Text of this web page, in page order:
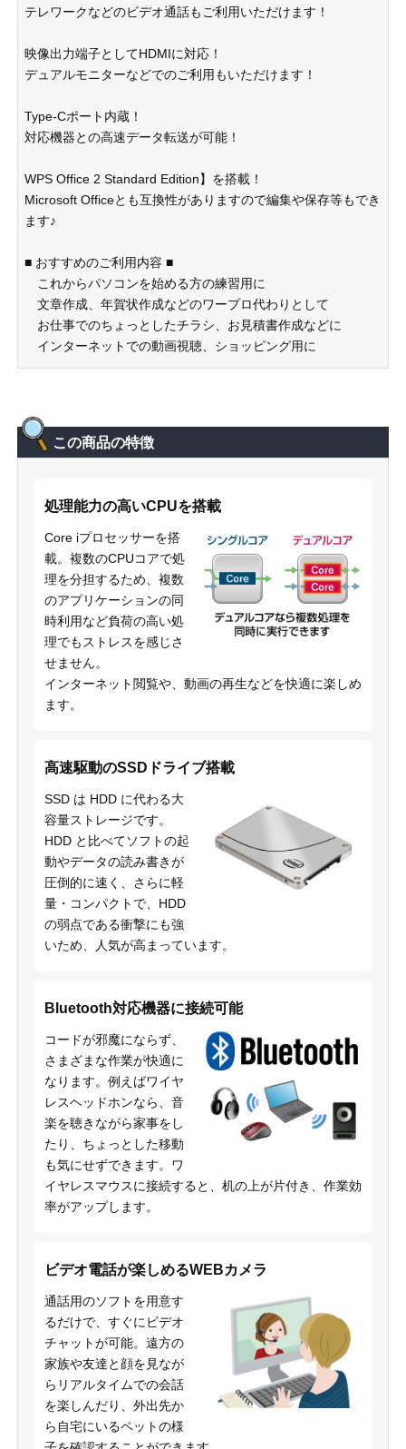
テレワークなどのビデオ通話もご利用いただけます！
映像出力端子としてHDMIに対応！
デュアルモニターなどでのご利用もいただけます！
Type-Cポート内蔵！
対応機器との高速データ転送が可能！
WPS Office 2 Standard Edition】を搭載！
Microsoft Officeとも互換性がありますので編集や保存等もでき
ます♪
■ おすすめのご利用内容 ■
これからパソコンを始める方の練習用に
文章作成、年賀状作成などのワープロ代わりとして
お仕事でのちょっとしたチラシ、お見積書作成などに
インターネットでの動画視聴、ショッピング用に
この商品の特徴
処理能力の高いCPUを搭載
Core iプロセッサーを搭
載。複数のCPUコアで処
理を分担するため、複数
のアプリケーションの同
時利用など負荷の高い処
理でもストレスを感じさ
せません。
インターネット閲覧や、動画の再生などを快適に楽しめ
ます。
高速駆動のSSDドライブ搭載
SSD は HDD に代わる大
容量ストレージです。
HDD と比べてソフトの起
動やデータの読み書きが
圧倒的に速く、さらに軽
量・コンパクトで、HDD
の弱点である衝撃にも強
いため、人気が高まっています。
Bluetooth対応機器に接続可能
コードが邪魔にならず、
さまざまな作業が快適に
なります。例えばワイヤ
レスヘッドホンなら、音
楽を聴きながら家事をし
たり、ちょっとした移動
も気にせずできます。ワ
イヤレスマウスに接続すると、机の上が片付き、作業効
率がアップします。
ビデオ電話が楽しめるWEBカメラ
通話用のソフトを用意す
るだけで、すぐにビデオ
チャットが可能。遠方の
家族や友達と顔を見なが
らリアルタイムでの会話
を楽しんだり、外出先か
ら自宅にいるペットの様